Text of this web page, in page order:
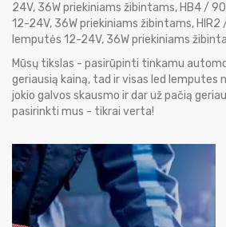
24V, 36W priekiniams žibintams, HB4 /
12-24V, 36W priekiniams žibintams, HIR2
lemputės 12-24V, 36W priekiniams
Mūsų tikslas - pasirūpinti tinkamu
geriausią kainą, tad ir visas led lemputes
jokio galvos skausmo ir dar už pačią
pasirinkti mus - tikrai verta!